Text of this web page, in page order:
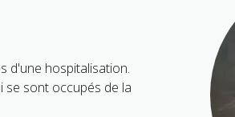
d'une hospitalisation.
se sont occupés de la